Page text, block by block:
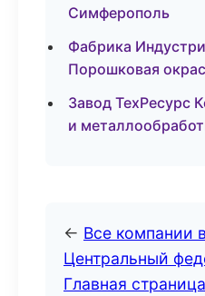
Симферополь
Фабрика
Порошковая
Завод ТехРесурс
и
← Все компании
Центральный
Главная страница